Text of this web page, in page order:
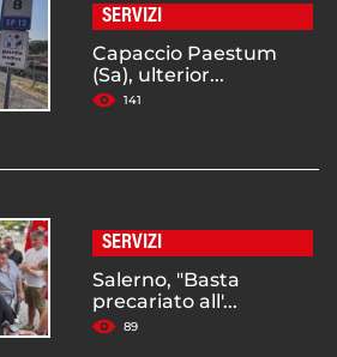
SERVIZI
Capaccio Paestum
(Sa), ulterior...
141
SERVIZI
Salerno, "Basta
precariato all'...
89